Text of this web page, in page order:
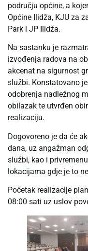
području općine, a
Općine Ilidža, KJU za
Park i JP Ilidža.
Na sastanku je
izvođenja radova na
akcenat na sigurnost
službi. Konstatovano
odobrenja nadležnog
obilazak te utvrđen
realizaciju.
Dogovoreno je da će
dana, uz angažman
službi, kao i
lokacijama gdje je to
Početak realizacije
08:00 sati uz uslov